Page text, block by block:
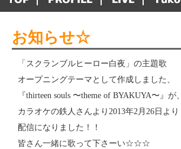
お知らせ☆
「スクランブルヒーロー白夜」の主題歌
オープニングテーマとして作成しました、
『thirteen souls 〜theme of BYAKUYA〜』が、
カラオケの鉄人さんより2013年2月26日より
配信になりました！！
皆さん一緒に歌って下さーい☆☆☆